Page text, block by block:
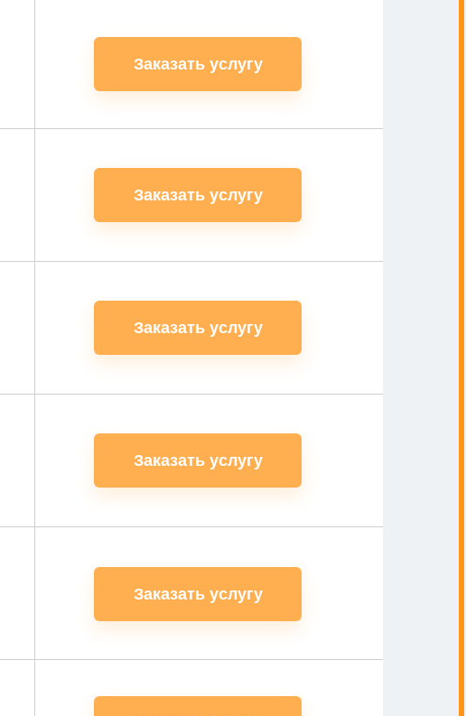
Заказать услугу
Заказать услугу
Заказать услугу
Заказать услугу
Заказать услугу